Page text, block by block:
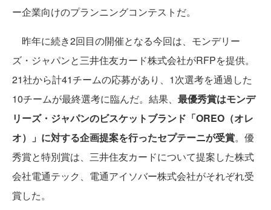
ー企業向けのプランニングコンテストだ。
昨年に続き2回目の開催となる今回は、モンデリー
ズ・ジャパンと三井住友カード株式会社がRFPを提供。
21社から計41チームの応募があり、1次選考を通過した
10チームが最終選考に臨んだ。結果、 最優秀賞はモンデ
リーズ・ジャパンのビスケットブランド「OREO（オレ
オ）」に対する企画提案を行ったセプテーニが受賞。優
秀賞と特別賞は、三井住友カードについて提案した株式
会社電通テック、電通アイソバー株式会社がそれぞれ受
賞した。